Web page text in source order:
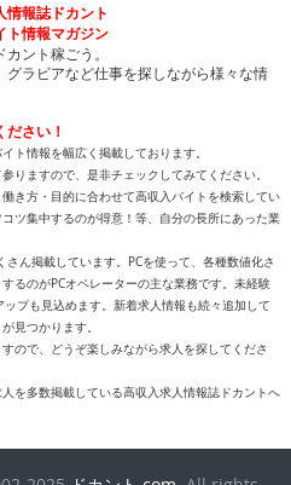
情報誌ドカント
ト情報マガジン
ント稼ごう。
ラビアなど仕事を探しながら様々な情
さい！
ト情報を幅広く掲載しております。
りますので、是非チェックしてみてください。
き方・目的に合わせて高収入バイトを検索してい
ツ集中するのが得意！等、自分の長所にあった業
さん掲載しています。PCを使って、各種数値化さ
るのがPCオペレーターの主な業務です。未経験
プも見込めます。新着求人情報も続々追加して
見つかります。
ので、どうぞ楽しみながら求人を探してくださ
を多数掲載している高収入求人情報誌ドカントへ